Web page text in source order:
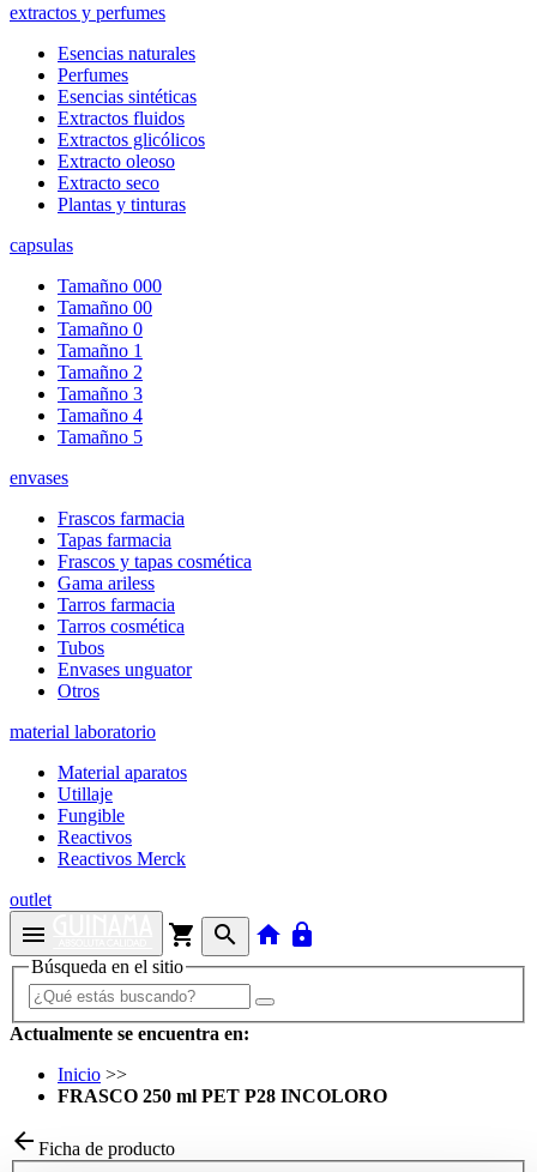
extractos y perfumes
Esencias naturales
Perfumes
Esencias sintéticas
Extractos fluidos
Extractos glicólicos
Extracto oleoso
Extracto seco
Plantas y tinturas
capsulas
Tamañno 000
Tamañno 00
Tamañno 0
Tamañno 1
Tamañno 2
Tamañno 3
Tamañno 4
Tamañno 5
envases
Frascos farmacia
Tapas farmacia
Frascos y tapas cosmética
Gama ariless
Tarros farmacia
Tarros cosmética
Tubos
Envases unguator
Otros
material laboratorio
Material aparatos
Utillaje
Fungible
Reactivos
Reactivos Merck
outlet
menu shopping_cart search home lock
Búsqueda en el sitio
Actualmente se encuentra en:
Inicio >>
FRASCO 250 ml PET P28 INCOLORO
arrow_back Ficha de producto